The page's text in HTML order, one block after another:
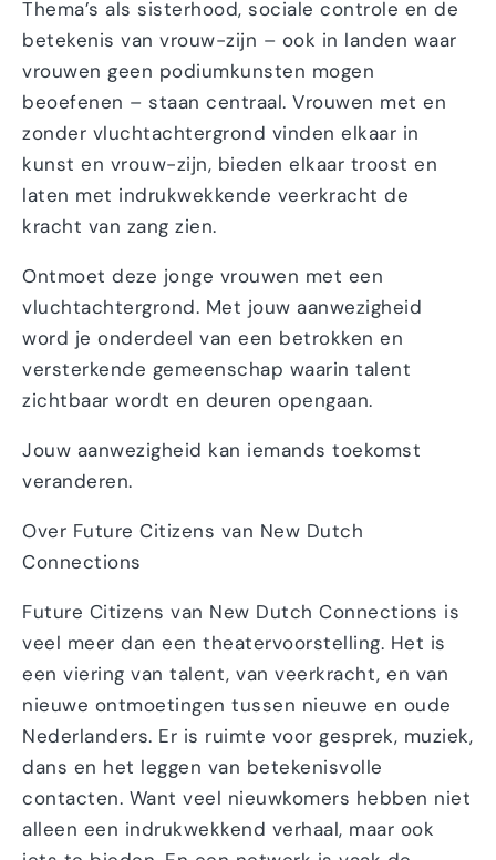
Thema’s als sisterhood, sociale controle en de
betekenis van vrouw-zijn – ook in landen waar
vrouwen geen podiumkunsten mogen
beoefenen – staan centraal. Vrouwen met en
zonder vluchtachtergrond vinden elkaar in
kunst en vrouw-zijn, bieden elkaar troost en
laten met indrukwekkende veerkracht de
kracht van zang zien.
Ontmoet deze jonge vrouwen met een
vluchtachtergrond. Met jouw aanwezigheid
word je onderdeel van een betrokken en
versterkende gemeenschap waarin talent
zichtbaar wordt en deuren opengaan.
Jouw aanwezigheid kan iemands toekomst
veranderen.
Over Future Citizens van New Dutch
Connections
Future Citizens van New Dutch Connections is
veel meer dan een theatervoorstelling. Het is
een viering van talent, van veerkracht, en van
nieuwe ontmoetingen tussen nieuwe en oude
Nederlanders. Er is ruimte voor gesprek, muziek,
dans en het leggen van betekenisvolle
contacten. Want veel nieuwkomers hebben niet
alleen een indrukwekkend verhaal, maar ook